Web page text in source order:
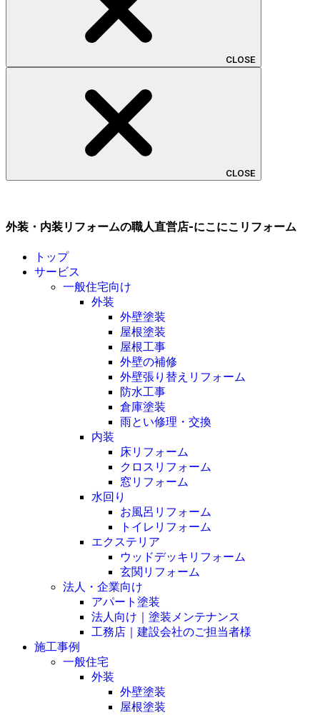
CLOSE
CLOSE
外装・内装リフォームの職人直営店-にこにこリフォーム
トップ
サービス
一般住宅向け
外装
外壁塗装
屋根塗装
屋根工事
外壁の補修
外壁張り替えリフォーム
防水工事
倉庫塗装
雨とい修理・交換
内装
床リフォーム
クロスリフォーム
窓リフォーム
水回り
お風呂リフォーム
トイレリフォーム
エクステリア
ウッドデッキリフォーム
玄関リフォーム
法人・企業向け
アパート塗装
法人向け｜塗装メンテナンス
工務店｜建設会社のご担当者様
施工事例
一般住宅
外装
外壁塗装
屋根塗装